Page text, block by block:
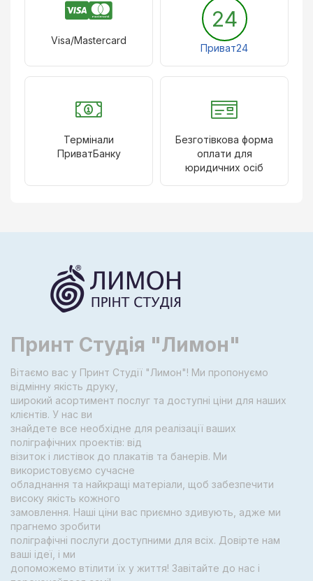
Visa/Mastercard
24
Приват24
Термінали
ПриватБанку
Безготівкова форма
оплати для
юридичних осіб
Принт Студія "Лимон"
Вітаємо вас у Принт Студії "Лимон"! Ми пропонуємо
відмінну якість друку,
широкий асортимент послуг та доступні ціни для наших
клієнтів. У нас ви
знайдете все необхідне для реалізації ваших
поліграфічних проектів: від
візиток і листівок до плакатів та банерів. Ми
використовуємо сучасне
обладнання та найкращі матеріали, щоб забезпечити
високу якість кожного
замовлення. Наші ціни вас приємно здивують, адже ми
прагнемо зробити
поліграфічні послуги доступними для всіх. Довірте нам
ваші ідеї, і ми
допоможемо втілити їх у життя! Завітайте до нас і